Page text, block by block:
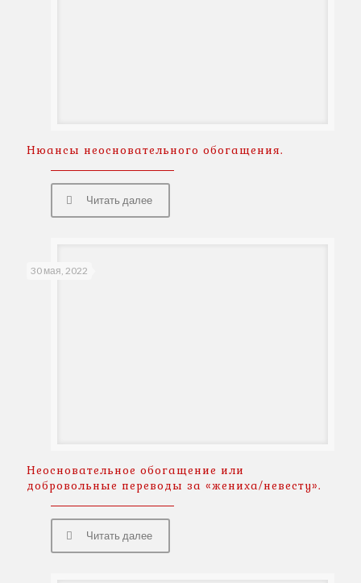
Нюансы неосновательного обогащения.
Читать далее
30 мая, 2022
Неосновательное обогащение или
добровольные переводы за «жениха/невесту».
Читать далее